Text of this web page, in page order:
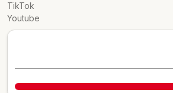
TikTok
Youtube